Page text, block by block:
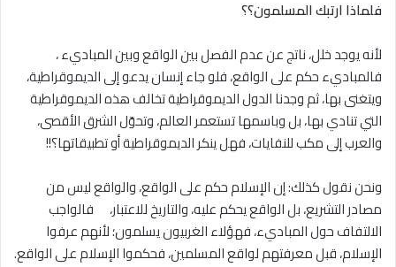
فلماذا ارتبك المسلمون؟؟
لأنه يوجد خلل، ناتج عن عدم الفصل بين الواقع وبين المباديء ،
فالمباديء حكم على الواقع، فلو جاء إنسان يدعو إلى الديموقراطية،
ويتغنى بها، ثم وجدنا الدول الديموقراطية تخالف هذه الديموقراطية
التي تنادي بها، بل وباسمها تستعمر العالم، وتحوّل الشرق الأقصى،
والعرب إلى مكب للنفايات، فهل ينكر الديموقراطية أو تطبيقاتها؟!!
ونحن نقول كذلك: إن الإسلام حكم على الواقع، والواقع ليس من
مصادر التشريع، بل الواقع يحكم عليه، والتاريخ للاعتبار، فالواجب
الالتفاف حول المباديء، فهؤﻻء الغربيون يسلمون؛ لأنهم عرفوا
الإسلام، قبل معرفتهم لواقع المسلمين، فحكموا الإسلام على الواقع.